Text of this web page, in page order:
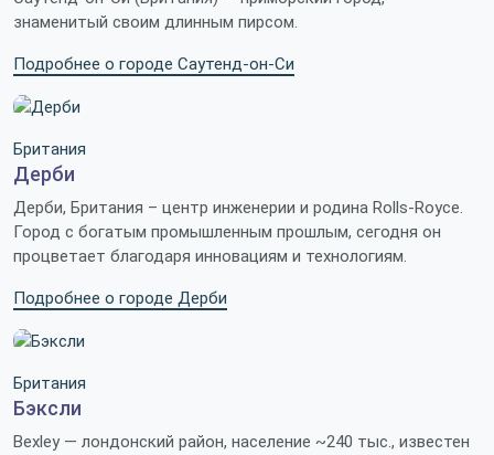
знаменитый своим длинным пирсом.
Подробнее о городе Саутенд-он-Си
Британия
Дерби
Дерби, Британия – центр инженерии и родина Rolls-Royce.
Город с богатым промышленным прошлым, сегодня он
процветает благодаря инновациям и технологиям.
Подробнее о городе Дерби
Британия
Бэксли
Bexley — лондонский район, население ~240 тыс., известен